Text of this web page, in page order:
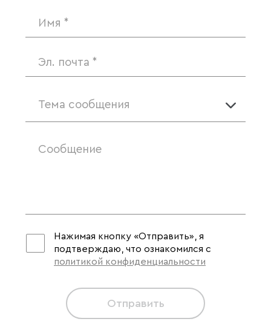
Тема сообщения
Нажимая кнопку «Отправить», я
подтверждаю, что ознакомился с
политикой конфиденциальности
Отправить